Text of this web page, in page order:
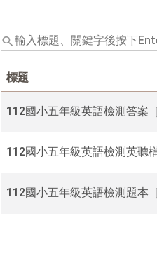
輸
入
題、
關
鍵
按
查
標題
112國小五年級英語檢測答案
112國小五年級英語檢測英聽
112國小五年級英語檢測題本